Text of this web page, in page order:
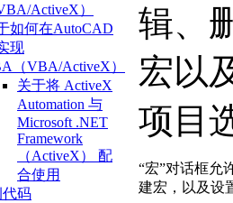
ActiveX）
如何在AutoCAD
现
（VBA/ActiveX）
关于将 ActiveX
Automation 与
Microsoft .NET
Framework
（ActiveX） 配
合使用
代码
辑、
宏以
项目
“宏”对话框允
建宏，以及设